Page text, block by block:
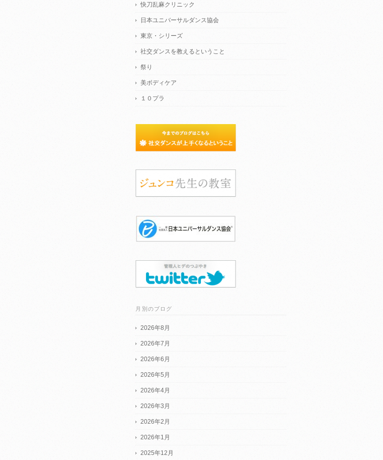
快刀乱麻クリニック
日本ユニバーサルダンス協会
東京・シリーズ
社交ダンスを教えるということ
祭り
美ボディケア
１０プラ
月別のブログ
2026年8月
2026年7月
2026年6月
2026年5月
2026年4月
2026年3月
2026年2月
2026年1月
2025年12月